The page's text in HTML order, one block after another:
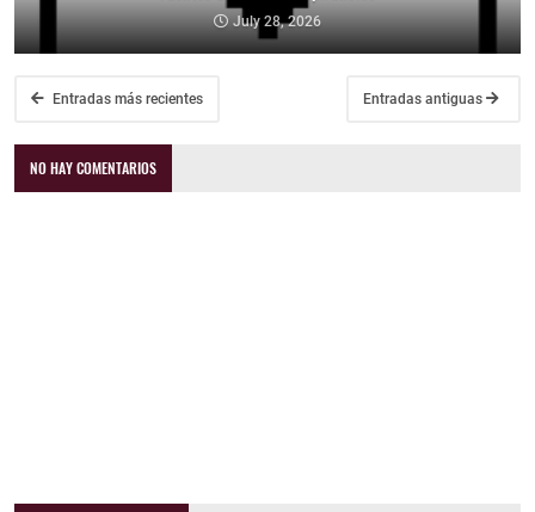
July 28, 2026
Entradas más recientes Entradas antiguas
NO HAY COMENTARIOS